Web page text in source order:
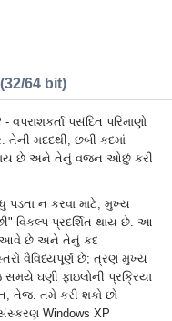
64 bit)
વપરાશકર્તા પસંદિત પરિમાણો
તેની મદદથી, છબી કદમાં
છે અને તેનું વજન ઓછું કરી
ન કરવા માટે, મુખ્ય
વિકલ્પ પ્રદર્શિત થાય છે. આ
આવે છે અને તેનું કદ
વૈવિધ્યપૂર્ણ છે; ત્રણ મુખ્ય
ઘણી ફાઇલોની પ્રક્રિયા
તેજ. તમે કરી શકો છો
Windows XP